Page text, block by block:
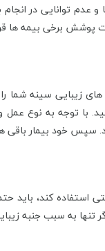
توانایی در
پوشش برخی بیمه ها
زیبایی سینه شما
با توجه به نوع
سپس خود بیمار باقی
استفاده کند، باید
تنها به سبب جنبه